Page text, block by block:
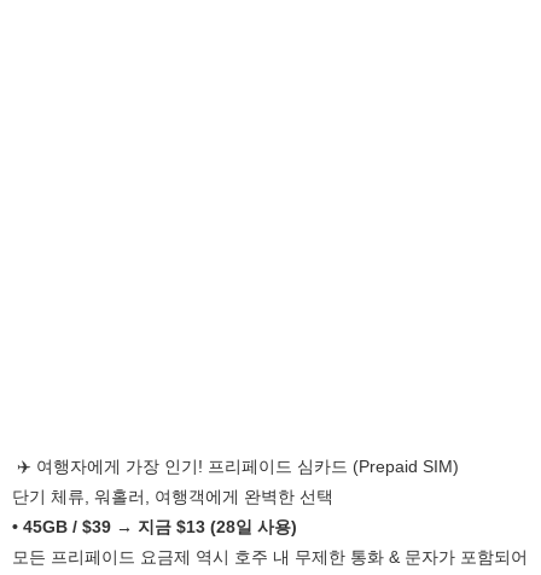
✈️ 여행자에게 가장 인기! 프리페이드 심카드 (Prepaid SIM)
단기 체류, 워홀러, 여행객에게 완벽한 선택
• 45GB / $39 → 지금 $13 (28일 사용)
모든 프리페이드 요금제 역시 호주 내 무제한 통화 & 문자가 포함되어